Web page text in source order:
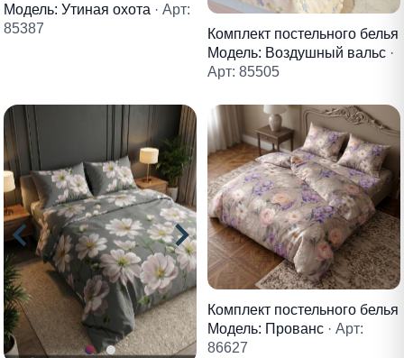
Модель: Утиная охота · Арт:
85387
Комплект постельного белья
Модель: Воздушный вальс ·
Арт: 85505
Комплект постельного белья
Модель: Прованс · Арт:
86627